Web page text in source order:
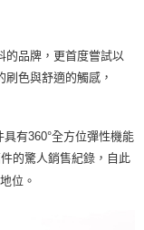
的品牌，更首度嘗試以
刷色與舒適的觸感，
具有360°全方位彈性機能
的驚人銷售紀錄，自此
位。